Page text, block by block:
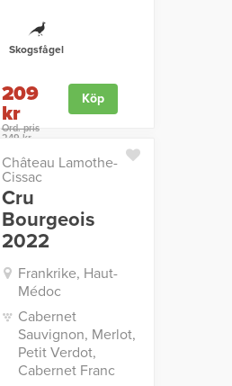
Skogsfågel
209
kr
Ord. pris
249 kr
Köp
Château Lamothe-
Cissac
Cru
Bourgeois
2022
Frankrike, Haut-
Médoc
Cabernet
Sauvignon, Merlot,
Petit Verdot,
Cabernet Franc